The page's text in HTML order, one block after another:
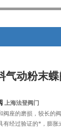
气动粉末蝶
上海法登阀门
阀座的磨损，较长的
经过验证的*，膨